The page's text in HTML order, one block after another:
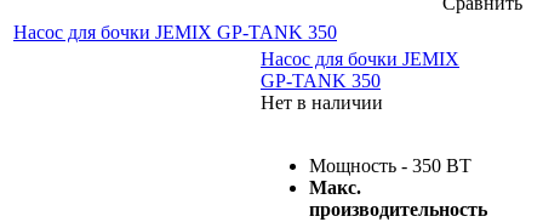
Насос для бочки JEMIX GP-TANK 350
Насос для бочки JEMIX
GP-TANK 350
Нет в наличии
Мощность - 350 ВТ
Макс.
производительность